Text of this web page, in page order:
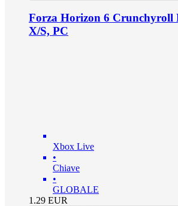
Forza Horizon 6 Crunchyroll
X/S, PC
Xbox Live
•
Chiave
•
GLOBALE
1.29 EUR